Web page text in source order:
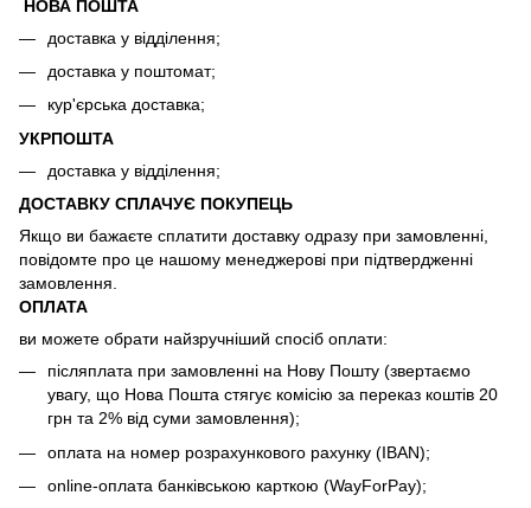
НОВА ПОШТА
доставка у відділення;
доставка у поштомат;
кур'єрська доставка;
УКРПОШТА
доставка у відділення;
ДОСТАВКУ СПЛАЧУЄ ПОКУПЕЦЬ
Якщо ви бажаєте сплатити доставку одразу при замовленні,
повідомте про це нашому менеджерові при підтвердженні
замовлення.
ОПЛАТА
ви можете обрати найзручніший спосіб оплати:
післяплата при замовленні на Нову Пошту (звертаємо
увагу, що Нова Пошта стягує комісію за переказ коштів 20
грн та 2% від суми замовлення);
оплата на номер розрахункового рахунку (IBAN);
online-оплата банківською карткою (WayForPay);